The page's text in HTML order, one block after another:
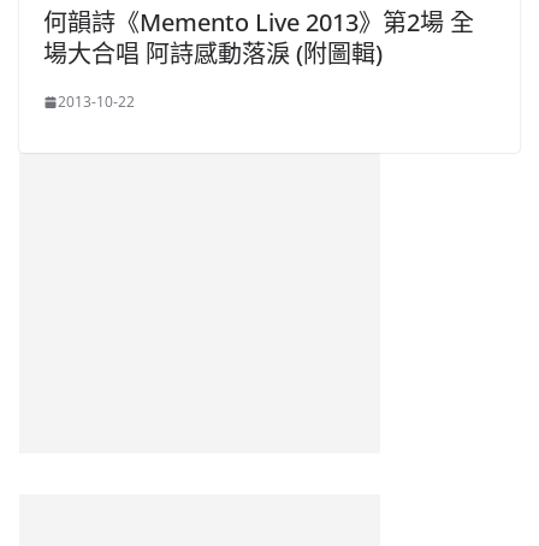
何韻詩《Memento Live 2013》第2場 全
場大合唱 阿詩感動落淚 (附圖輯)
2013-10-22